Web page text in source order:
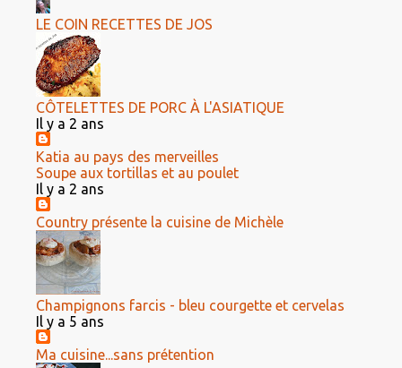
LE COIN RECETTES DE JOS
CÔTELETTES DE PORC À L'ASIATIQUE
Il y a 2 ans
Katia au pays des merveilles
Soupe aux tortillas et au poulet
Il y a 2 ans
Country présente la cuisine de Michèle
Champignons farcis - bleu courgette et cervelas
Il y a 5 ans
Ma cuisine...sans prétention